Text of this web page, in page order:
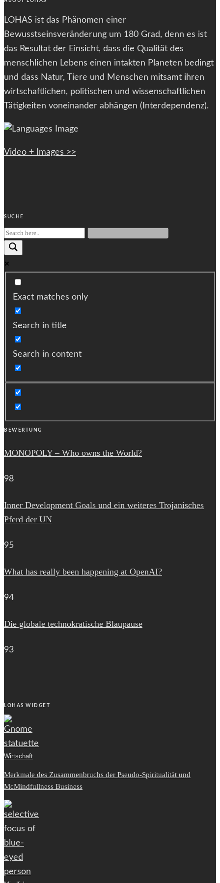
LOHAS ist das Phänomen einer
Bewusstseinsveränderung um 180 Grad, denn es ist
das Resultat der Einsicht, dass die Qualität des
menschlichen Lebens einen intakten Planeten bedingt
und dass Natur, Tiere und Menschen mitsamt ihren
wirtschaftlichen, politischen und wissenschaftlichen
Tätigkeiten voneinander abhängen (Interdependenz).
Video + Images >>
SUCHE
Exact matches only
Search in title
Search in content
BEWERTUNG
MONOPOLY – Who owns the World?
98
Inner Development Goals und ein weiteres Trojanisches
Pferd der UN
95
What has really been happening at OpenAI?
94
Die globale technokratische Blaupause
93
LOHAS WIDGET
Wirtschaft
Merkmale des Zusammenbruchs der Pseudo-Spiritualität und
McMindfullness Business